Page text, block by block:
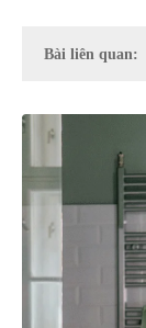
Bài liên quan: